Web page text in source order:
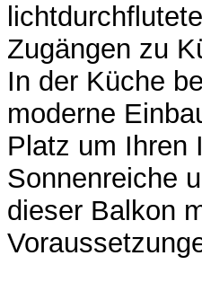
Zugängen zu
In der Küche
moderne
Platz um Ihren
Sonnenreiche
dieser Balkon